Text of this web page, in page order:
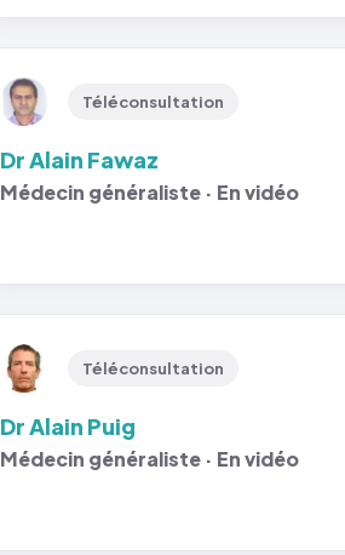
Téléconsultation
Dr Alain Fawaz
Médecin généraliste · En vidéo
Téléconsultation
Dr Alain Puig
Médecin généraliste · En vidéo